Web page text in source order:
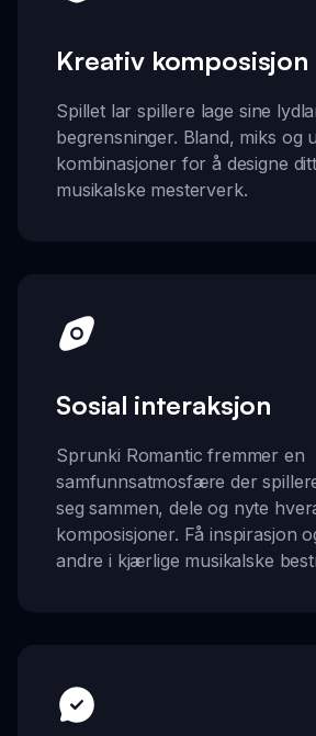
Kreativ komposisjon
Spillet lar spillere lage sine
begrensninger. Bland, miks og
kombinasjoner for å designe
musikalske mesterverk.
Sosial interaksjon
Sprunki Romantic fremmer en
samfunnsatmosfære der
seg sammen, dele og nyte
komposisjoner. Få inspirasjon
andre i kjærlige musikalske